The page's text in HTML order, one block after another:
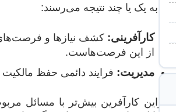
گام به یک یا چند نتیجه می‌رسند:
کارآفرینی: کشف نیازها و
از این فرصت‌هاست.
مدیریت: فرایند دائمی حفظ
بنابراین کارآفرین بیش‌تر با